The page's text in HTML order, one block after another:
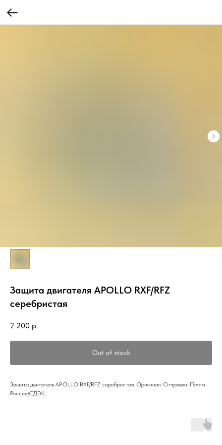
Защита двигателя APOLLO RXF/RFZ
серебристая
2 200 р.
Out of stock
Защита двигателя APOLLO RXF/RFZ серебристая. Оригинал. Отправка: Почта
России/СДЭК